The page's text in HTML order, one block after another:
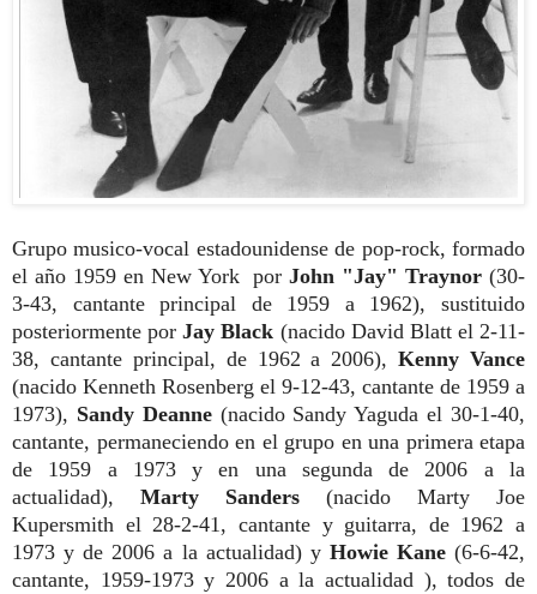
Grupo musico-vocal estadounidense de pop-rock, formado
el año 1959 en New York porJohn "Jay" Traynor (30-
3-43, cantante principal de 1959 a 1962), sustituido
posteriormente porJay Black (nacido David Blatt el 2-11-
38, cantante principal, de 1962 a 2006),Kenny Vance
(nacido Kenneth Rosenberg el 9-12-43, cantante de 1959 a
1973), Sandy Deanne(nacido Sandy Yaguda el 30-1-40,
cantante, permaneciendo en el grupo en una primera etapa
de 1959 a 1973 y en una segunda de 2006 a la
actualidad), Marty Sanders (nacido Marty Joe
Kupersmith el 28-2-41, cantante y guitarra, de 1962 a
1973 y de 2006 a la actualidad) y Howie Kane(6-6-42,
cantante, 1959-1973 y 2006 a la actualidad ), todos de